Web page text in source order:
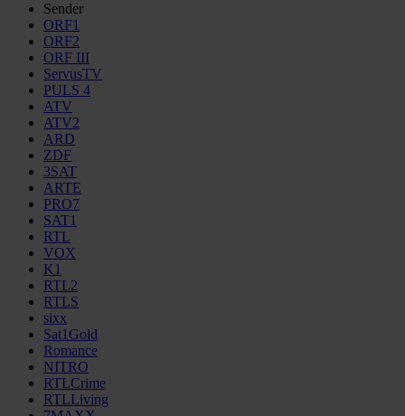
Sender
ORF1
ORF2
ORF III
ServusTV
PULS 4
ATV
ATV2
ARD
ZDF
3SAT
ARTE
PRO7
SAT1
RTL
VOX
K1
RTL2
RTLS
sixx
Sat1Gold
Romance
NITRO
RTLCrime
RTLLiving